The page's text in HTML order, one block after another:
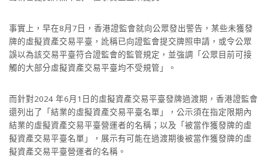
事實上，早在8月7日，香港證監會就向公眾發出警告，某些未獲發
牌的虛擬資產交易平臺，訛稱已向證監會提交牌照申請，或令公眾
誤以為該交易平臺符合證監會的監管規定，並強調「公眾目前可接
觸的大部分虛擬資產交易平臺均不受規管」。
而針對2024 年6月1日的虛擬資產交易平臺發牌過渡期，香港證監會
還列出了「結業的虛擬資產交易平臺名單」，公示須在指定限期內
結業的虛擬資產交易平臺營運者的名稱；以及「被當作獲發牌的虛
擬資產交易平臺名單」，展示有可能在過渡期後被當作獲發牌的虛
擬資產交易平臺營運者的名稱。